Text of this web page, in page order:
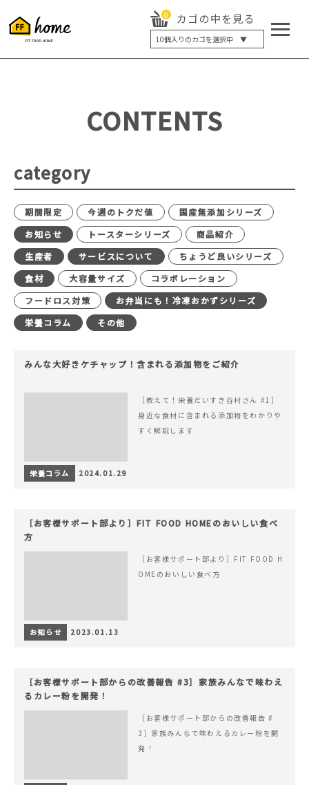
0 カゴの中を見る
10個入りのカゴを選択中 ▼
5個入り
20個入り
最大12%OFF
CONTENTS
category
期間限定 今週のトクだ値
国産無添加シリーズ
お知らせ
トースターシリーズ
商品紹介
生産者
サービスについて
ちょうど良いシリーズ
食材
大容量サイズ
コラボレーション
フードロス対策
お弁当にも！冷凍おかずシリーズ
栄養コラム
その他
みんな大好きケチャップ！含まれる添加物をご紹介
［教えて！栄養だいすき谷村さん #1］
身近な食材に含まれる添加物をわかりや
すく解説します
栄養コラム 2024.01.29
［お客様サポート部より］FIT FOOD HOMEのおいしい食べ
方
［お客様サポート部より］FIT FOOD H
OMEのおいしい食べ方
お知らせ 2023.01.13
［お客様サポート部からの改善報告 #3］家族みんなで味わえ
るカレー粉を開発！
［お客様サポート部からの改善報告 #
3］家族みんなで味わえるカレー粉を開
発！